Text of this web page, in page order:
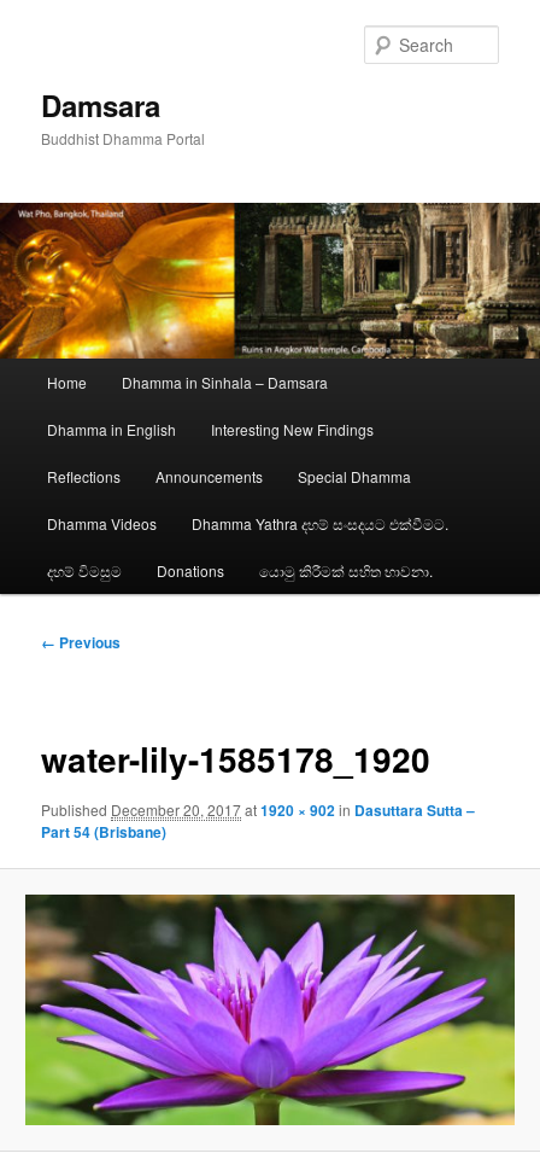
Damsara
Buddhist Dhamma Portal
Home Dhamma in Sinhala – Damsara
Dhamma in English Interesting New Findings
Reflections Announcements Special Dhamma
Dhamma Videos Dhamma Yathra දහම් සංසදයට එක්වීමට.
දහම් විමසුම Donations යොමු කිරීමක් සහිත භාවනා.
Image
← Previous
water-lily-1585178_1920
Published December 20, 2017at1920 × 902in Dasuttara Sutta –
Part 54 (Brisbane)